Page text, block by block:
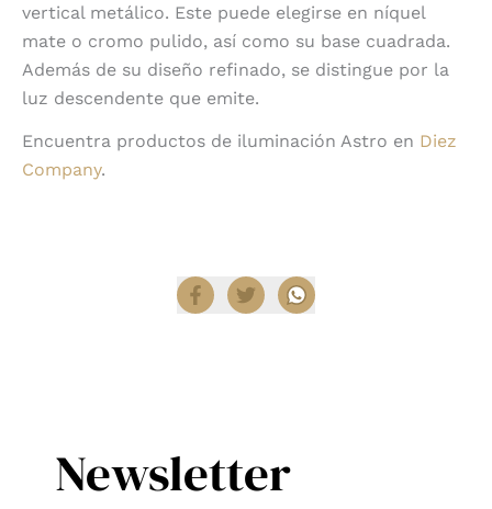
vertical metálico. Este puede elegirse en níquel
mate o cromo pulido, así como su base cuadrada.
Además de su diseño refinado, se distingue por la
luz descendente que emite.
Encuentra productos de iluminación Astro en Diez
Company.
Newsletter